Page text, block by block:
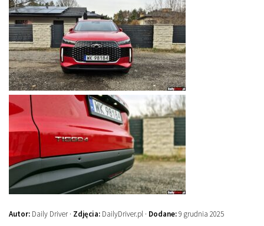
Autor: Daily Driver · Zdjęcia: DailyDriver.pl · Dodane:9 grudnia 2025